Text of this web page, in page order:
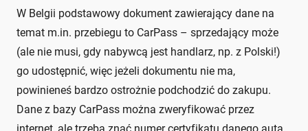
W Belgii podstawowy dokument zawierający dane na
temat m.in. przebiegu to CarPass – sprzedający może
(ale nie musi, gdy nabywcą jest handlarz, np. z Polski!)
go udostępnić, więc jeżeli dokumentu nie ma,
powinieneś bardzo ostrożnie podchodzić do zakupu.
Dane z bazy CarPass można zweryfikować przez